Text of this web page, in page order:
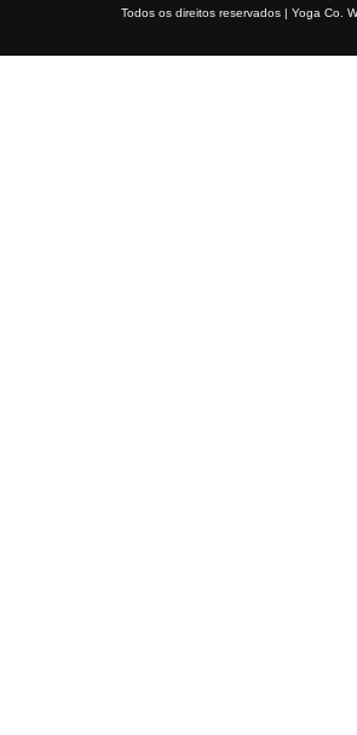
Todos os direitos reservados | Yoga Co.